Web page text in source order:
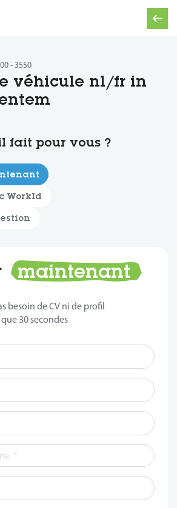
véhicule nl/fr in
- 3550
fait pour vous ?
WorkId
maintenant
besoin de CV ni de profil
30 secondes
*